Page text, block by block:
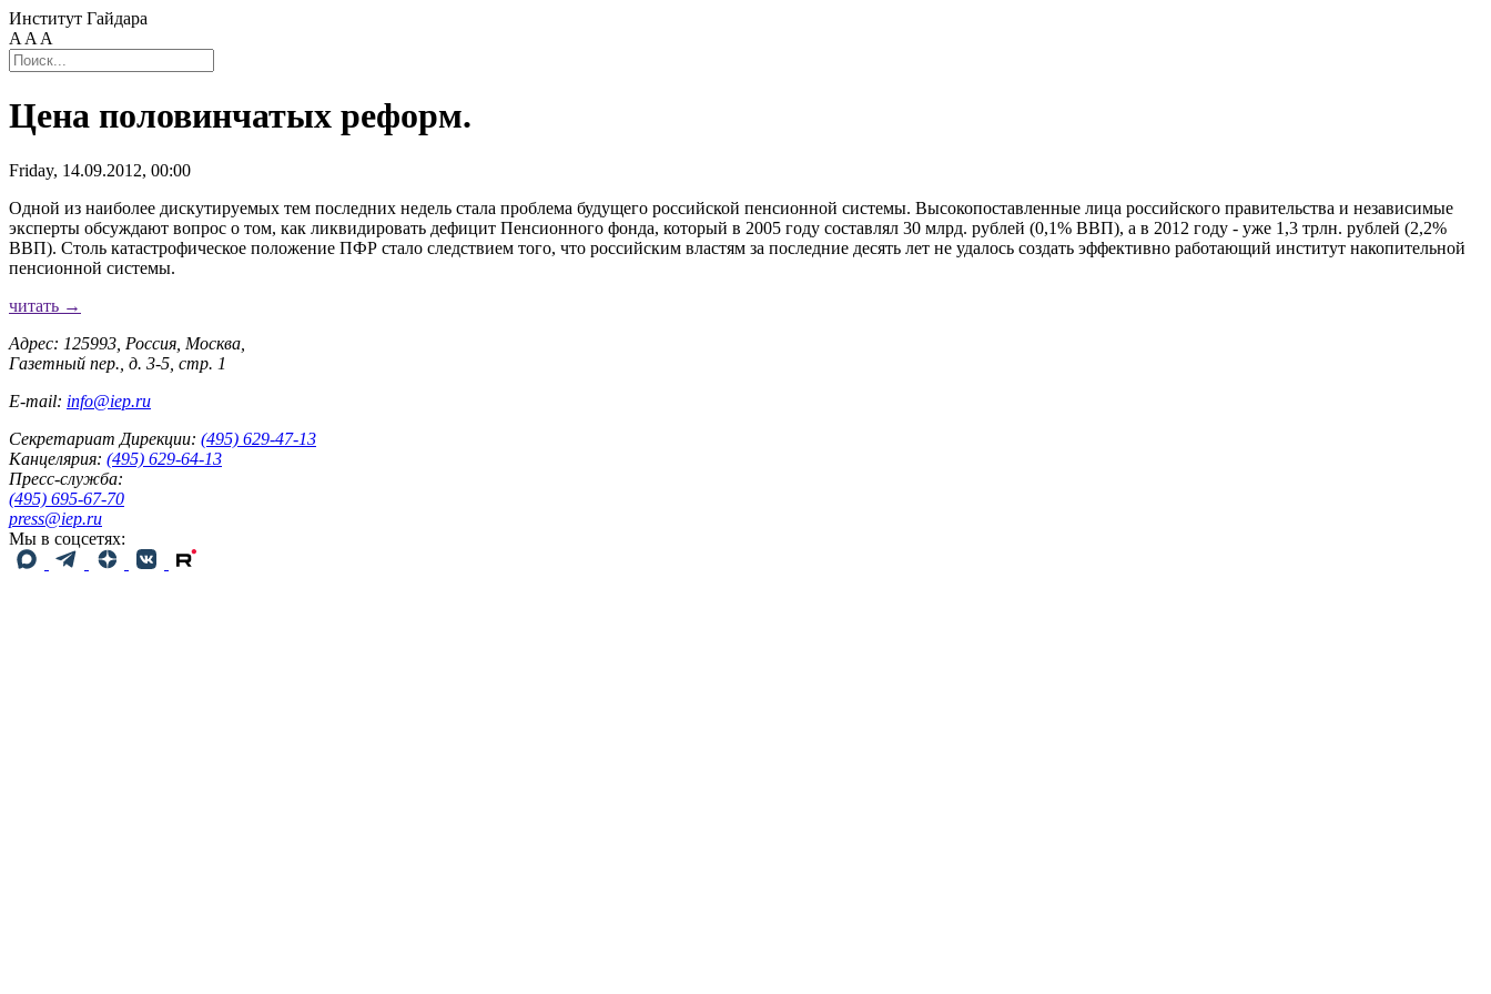
Институт Гайдара
A A A
Цена половинчатых реформ.
Friday, 14.09.2012, 00:00
Одной из наиболее дискутируемых тем последних недель стала проблема будущего российской пенсионной системы. Высокопоставленные лица российского правительства и независимые
эксперты обсуждают вопрос о том, как ликвидировать дефицит Пенсионного фонда, который в 2005 году составлял 30 млрд. рублей (0,1% ВВП), а в 2012 году - уже 1,3 трлн. рублей (2,2%
ВВП). Столь катастрофическое положение ПФР стало следствием того, что российским властям за последние десять лет не удалось создать эффективно работающий институт накопительной
пенсионной системы.
читать →
Адрес: 125993, Россия, Москва,
Газетный пер., д. 3-5, стр. 1
E-mail: info@iep.ru
Секретариат Дирекции: (495) 629-47-13
Канцелярия: (495) 629-64-13
Пресс-служба:
(495) 695-67-70
press@iep.ru
Мы в соцсетях: